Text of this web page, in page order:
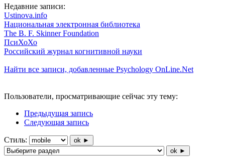
Недавние записи:
Ustinova.info
Национальная электронная библиотека
The B. F. Skinner Foundation
ПсиХоХо
Российский журнал когнитивной науки
Найти все записи, добавленные Psychology OnLine.Net
Пользователи, просматривающие сейчас эту тему:
Предыдущая запись
Следующая запись
Стиль:
ok ►
ok ►